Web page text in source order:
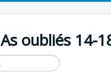
As oubliés 14-